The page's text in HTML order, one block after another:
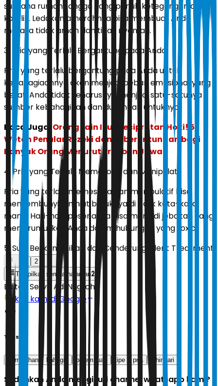
suasana rumah tangga yang penuh ketegangan dan
konflik. Ledakan amarahnya bisa membuat Anda
merasa tidak aman dan tidak nyaman.
3. Pria yang Terlalu Bergantung pada Anda
Pria yang terlalu bergantung pada Anda untuk
kebahagiaannya akan menjadi beban emosional yang
berat. Anda tidak seharusnya menjadi satu-satunya
sumber kebahagiaan dan dukungan untuknya.
Baca Juga: Orang Lain Ikut Kecipratan Hoki! 5
Weton Penular Rezeki dan Keberuntungan bagi
Banyak Orang Menurut Primbon Jawa
4. Pria yang Terlalu Memesona dan Manipulatif
Pria yang terlalu memesona dan manipulatif bisa
menyembunyikan niat buruknya di balik kata-kata
manis. Hati-hati, pesonanya bisa menjadi jebakan yang
menjerumuskan Anda dalam hubungan yang toxic.
5. Sulit Berkomunikasi dan Cenderung Silent Treatment
2
Tampilkan semua halaman2
Editor: Setyo Adi Nugroho
Ikuti kami di Google
Tags
pernikahan bahagia perempuan tipe pria dihindari
Sudahkah Anda mengikuti channel whatsapp kami?